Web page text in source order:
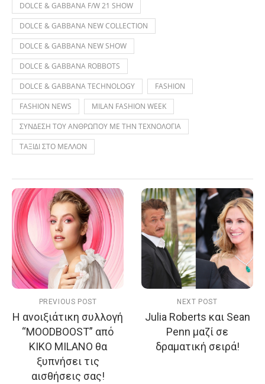
DOLCE & GABBANA F/W 21 SHOW
DOLCE & GABBANA NEW COLLECTION
DOLCE & GABBANA NEW SHOW
DOLCE & GABBANA ROBBOTS
DOLCE & GABBANA TECHNOLOGY
FASHION
FASHION NEWS
MILAN FASHION WEEK
ΣΥΝΔΕΣΗ ΤΟΥ ΑΝΘΡΩΠΟΥ ΜΕ ΤΗΝ ΤΕΧΝΟΛΟΓΙΑ
ΤΑΞΙΔΙ ΣΤΟ ΜΕΛΛΟΝ
PREVIOUS POST
Η ανοιξιάτικη συλλογή
“MOODBOOST” από
KIKO MILANO θα
ξυπνήσει τις
αισθήσεις σας!
NEXT POST
Julia Roberts και Sean
Penn μαζί σε
δραματική σειρά!